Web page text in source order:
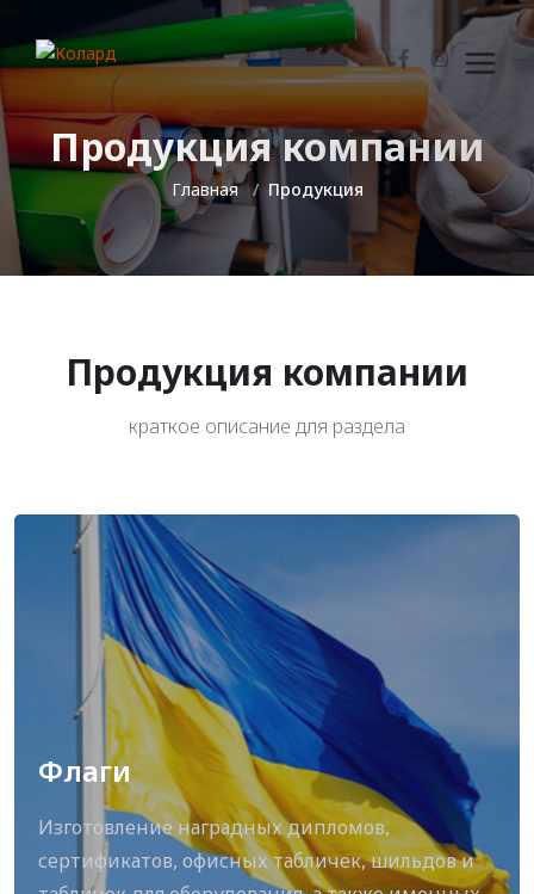
Продукция компании
Главная Продукция
Продукция компании
краткое описание для раздела
Флаги
Изготовление наградных дипломов,
сертификатов, офисных табличек, шильдов и